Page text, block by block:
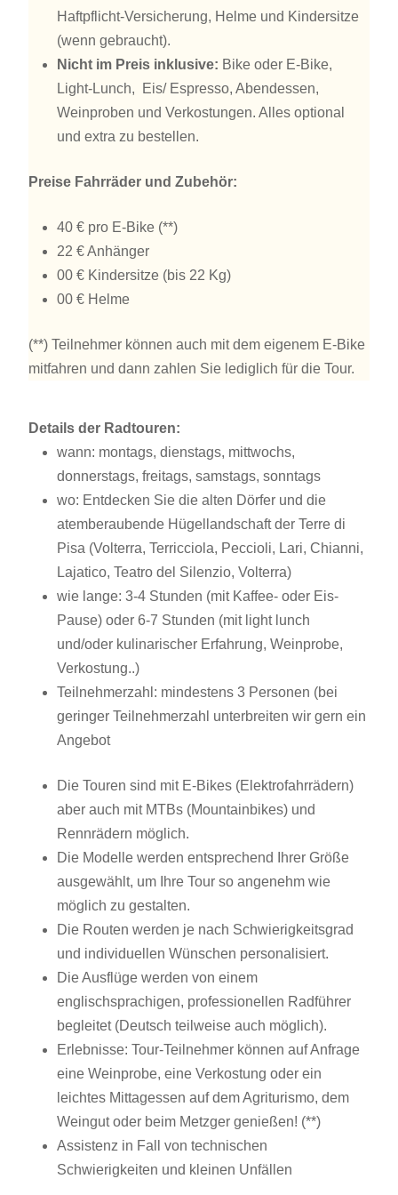
Haftpflicht-Versicherung, Helme und Kindersitze
(wenn gebraucht).
Nicht im Preis inklusive: Bike oder E-Bike,
Light-Lunch, Eis/ Espresso, Abendessen,
Weinproben und Verkostungen. Alles optional
und extra zu bestellen.
Preise Fahrräder und Zubehör:
40 € pro E-Bike (**)
22 € Anhänger
00 € Kindersitze (bis 22 Kg)
00 € Helme
(**) Teilnehmer können auch mit dem eigenem E-Bike
mitfahren und dann zahlen Sie lediglich für die Tour.
Details der Radtouren:
wann: montags, dienstags, mittwochs,
donnerstags, freitags, samstags, sonntags
wo: Entdecken Sie die alten Dörfer und die
atemberaubende Hügellandschaft der Terre di
Pisa (Volterra, Terricciola, Peccioli, Lari, Chianni,
Lajatico, Teatro del Silenzio, Volterra)
wie lange: 3-4 Stunden (mit Kaffee- oder Eis-
Pause) oder 6-7 Stunden (mit light lunch
und/oder kulinarischer Erfahrung, Weinprobe,
Verkostung..)
Teilnehmerzahl: mindestens 3 Personen (bei
geringer Teilnehmerzahl unterbreiten wir gern ein
Angebot
Die Touren sind mit E-Bikes (Elektrofahrrädern)
aber auch mit MTBs (Mountainbikes) und
Rennrädern möglich.
Die Modelle werden entsprechend Ihrer Größe
ausgewählt, um Ihre Tour so angenehm wie
möglich zu gestalten.
Die Routen werden je nach Schwierigkeitsgrad
und individuellen Wünschen personalisiert.
Die Ausflüge werden von einem
englischsprachigen, professionellen Radführer
begleitet (Deutsch teilweise auch möglich).
Erlebnisse: Tour-Teilnehmer können auf Anfrage
eine Weinprobe, eine Verkostung oder ein
leichtes Mittagessen auf dem Agriturismo, dem
Weingut oder beim Metzger genießen! (**)
Assistenz in Fall von technischen
Schwierigkeiten und kleinen Unfällen